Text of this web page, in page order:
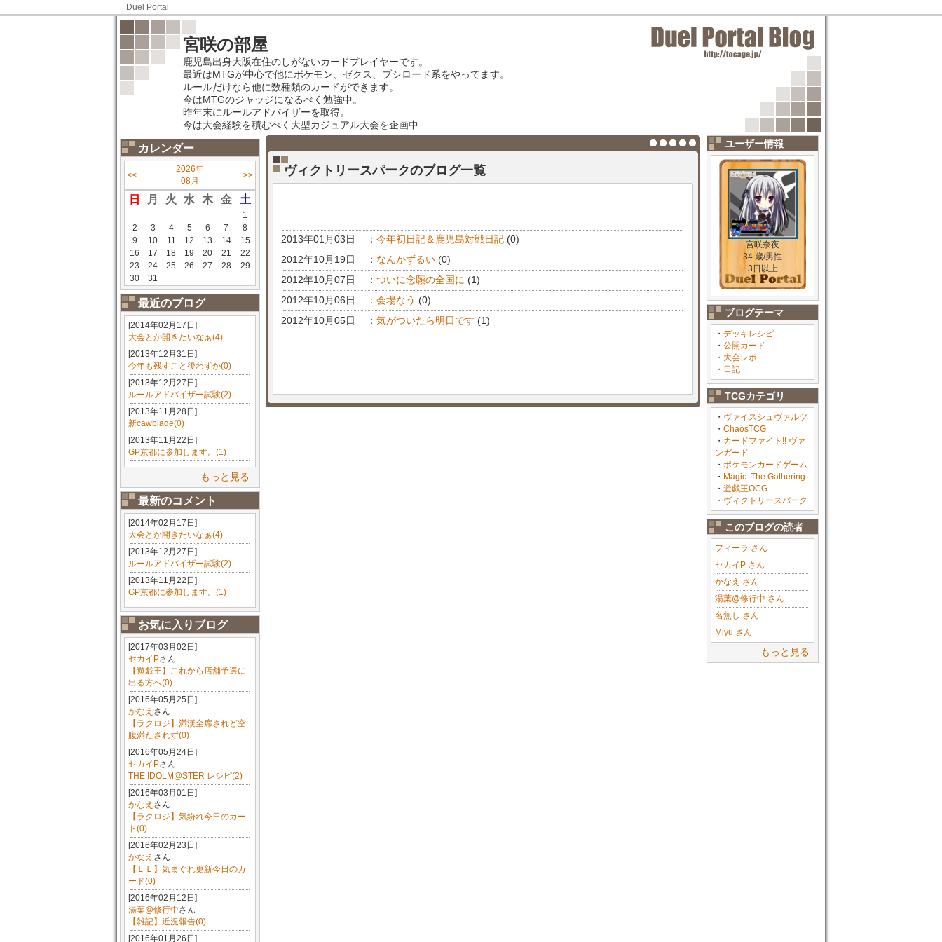
Duel Portal
宮咲の部屋
鹿児島出身大阪在住のしがないカードプレイヤーです。
最近はMTGが中心で他にポケモン、ゼクス、ブシロード系をやってます。
ルールだけなら他に数種類のカードができます。
今はMTGのジャッジになるべく勉強中。
昨年末にルールアドバイザーを取得。
今は大会経験を積むべく大型カジュアル大会を企画中
カレンダー
<<
2026年
08月
>>
日 月 火 水 木 金 土
1
2
3 4 5 6 7
8
9
10 11 12 13 14
15
16
17 18 19 20 21
22
23
24 25 26 27 28
29
30
31
最近のブログ
[2014年02月17日]
大会とか開きたいなぁ(4)
[2013年12月31日]
今年も残すこと後わずか(0)
[2013年12月27日]
ルールアドバイザー試験(2)
[2013年11月28日]
新cawblade(0)
[2013年11月22日]
GP京都に参加します。(1)
もっと見る
最新のコメント
[2014年02月17日]
大会とか開きたいなぁ(4)
[2013年12月27日]
ルールアドバイザー試験(2)
[2013年11月22日]
GP京都に参加します。(1)
お気に入りブログ
[2017年03月02日]
セカイPさん
【遊戯王】これから店舗予選に
出る方へ(0)
[2016年05月25日]
かなえ さん
【ラクロジ】満漢全席されど空
腹満たされず(0)
[2016年05月24日]
セカイPさん
THE IDOLM@STER レシピ(2)
[2016年03月01日]
かなえ さん
【ラクロジ】気紛れ今日のカー
ド(0)
[2016年02月23日]
かなえ さん
【ＬＬ】気まぐれ更新今日のカ
ード(0)
[2016年02月12日]
湯葉@修行中さん
【雑記】近況報告(0)
[2016年01月26日]
ユーザー情報
宮咲奈夜
34 歳/男性
3日以上
ブログテーマ
・ デッキレシピ
・ 公開カード
・ 大会レポ
・ 日記
TCGカテゴリ
・ ヴァイスシュヴァルツ
・ ChaosTCG
・ カードファイト!! ヴァ
ンガード
・ ポケモンカードゲーム
・ Magic: The Gathering
・ 遊戯王OCG
・ ヴィクトリースパーク
このブログの読者
フィーラ さん
セカイP さん
かなえ さん
湯葉@修行中 さん
名無し さん
Miyu さん
もっと見る
ヴィクトリースパークのブログ一覧
2013年01月03日 ： 今年初日記＆鹿児島対戦日記 (0)
2012年10月19日
： なんかずるい (0)
2012年10月07日
： ついに念願の全国に (1)
2012年10月06日
： 会場なう (0)
2012年10月05日
： 気がついたら明日です (1)